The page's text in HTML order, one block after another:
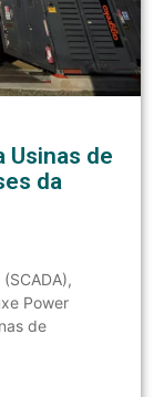
Usinas de
da
Power
de